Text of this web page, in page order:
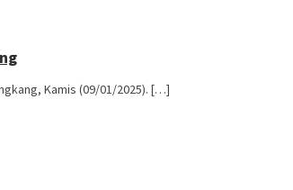
Kamis (09/01/2025). […]